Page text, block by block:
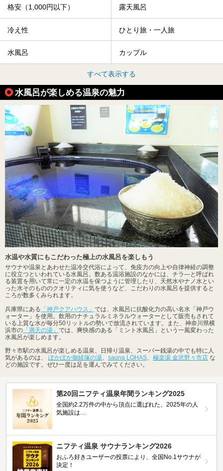
格安（1,000円以下） 露天風呂
冷え性 ひとり旅・一人旅
水風呂 カップル
すべて表示する
水風呂が楽しめる温泉の魅力
水温や水質にもこだわった極上の水風呂を楽しもう
サウナや温泉とあわせた温冷交代浴によって、免疫力の向上や自律神経の調整
に役立つといわれている水風呂。数ある温浴施設のなかには、チラ―と呼ばれ
る装置を用いて常に一定の水温を保つように管理したり、天然水やナノ水とい
った水そのもののクオリティに気を使うなど、こだわりの水風呂を提供すると
ころが数多くみられます。
兵庫県にある 「神戸クアハウス」 では、水風呂に抗酸化力の高い名水「神戸ウ
ォーター」を使用。飲用のナチュラルミネラルウォーターとして販売もされて
いる上質な水が毎分50リットルの勢いで放流されています。また、神奈川県横
浜市の 「満天の湯」 では、爽快感のある「ミント水風呂」という一風変わった
水風呂が楽しめます。
野々市駅の水風呂が楽しめる温泉、日帰り温泉、スーパー銭湯の中でも特に人
気があるのは、 ぽかぽか御経塚の湯 sauna LOHAS 極楽湯 金沢野々市店 な
どの施設です。ぜひ一度は足を運んでみてください。
第20回ニフティ温泉年間ランキング2025
全国約2.2万件の中から頂点に選ばれた、2025年の人
気施設は…
ニフティ温泉 サウナランキング2026
おふろ好きユーザーの投票により、全国No.1サウナが
決定！